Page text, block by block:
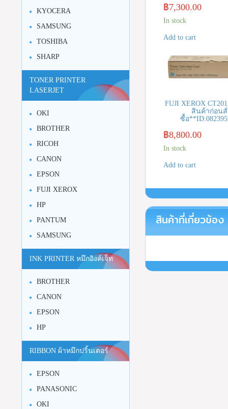
฿7,300.00
In stock
Add to cart
FUJI XEROX
สินค้าก่อนสั่
ซื้อ
฿8,800.00
In stock
Add to cart
สินค้าที่เกี่ยวข้อง
KYOCERA
SAMSUNG
TOSHIBA
SHARP
TONER PRINTER
LASERJET
OKI
BROTHER
RICOH
CANON
EPSON
FUJI XEROX
HP
PANTUM
SAMSUNG
INK PRINTER หมึกอิงค์เจ็ท
BROTHER
CANON
EPSON
HP
RIBBON ผ้าหมึกปริ้นเตอร์
EPSON
PANASONIC
OKI